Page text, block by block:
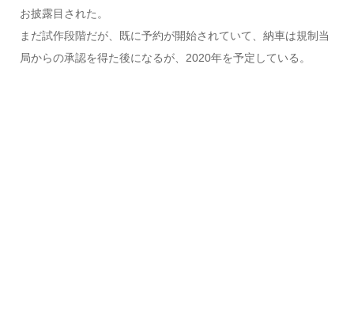
お披露目された。
まだ試作段階だが、既に予約が開始されていて、納車は規制当
局からの承認を得た後になるが、2020年を予定している。